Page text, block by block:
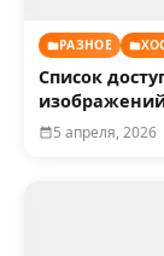
РАЗНОЕ
Список
5 апреля, 2026